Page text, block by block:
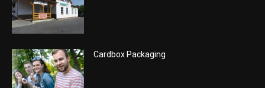
Cardbox Packaging